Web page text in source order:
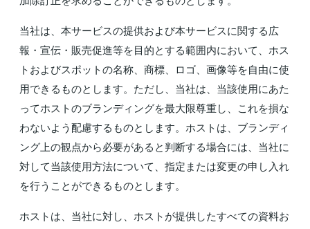
当社は、本サービスの提供および本サービスに関する広
報・宣伝・販売促進等を目的とする範囲内において、ホス
トおよびスポットの名称、商標、ロゴ、画像等を自由に使
用できるものとします。ただし、当社は、当該使用にあた
ってホストのブランディングを最大限尊重し、これを損な
わないよう配慮するものとします。ホストは、ブランディ
ング上の観点から必要があると判断する場合には、当社に
対して当該使用方法について、指定または変更の申し入れ
を行うことができるものとします。
ホストは、当社に対し、ホストが提供したすべての資料お